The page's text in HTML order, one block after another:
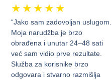
★ ★ ★ ★ ★
“Jako sam zadovoljan uslugom.
Moja narudžba je brzo
obrađena i unutar 24–48 sati
već sam vidio prve rezultate.
Služba za korisnike brzo
odgovara i stvarno razmišlja